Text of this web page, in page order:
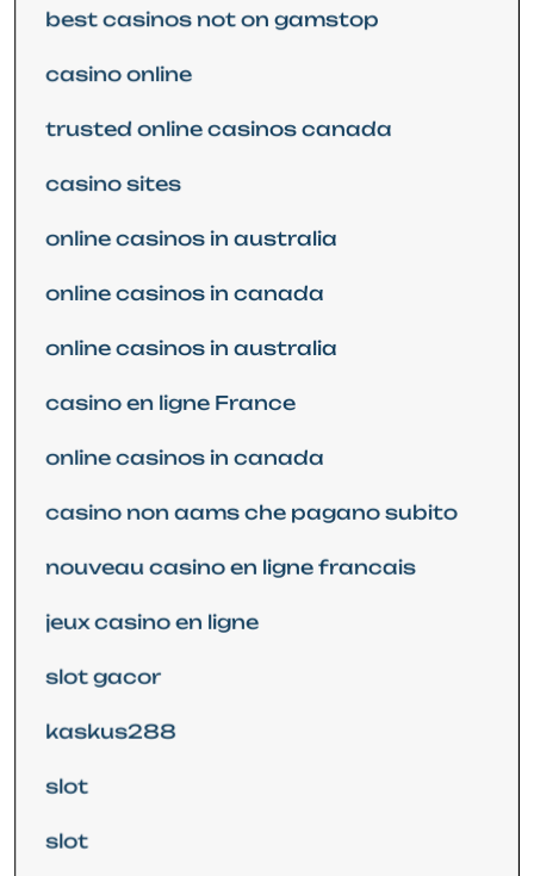
best casinos not on gamstop
casino online
trusted online casinos canada
casino sites
online casinos in australia
online casinos in canada
online casinos in australia
casino en ligne France
online casinos in canada
casino non aams che pagano subito
nouveau casino en ligne francais
jeux casino en ligne
slot gacor
kaskus288
slot
slot